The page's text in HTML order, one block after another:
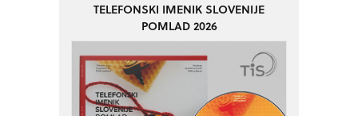
TELEFONSKI IMENIK SLOVENIJE
POMLAD 2026